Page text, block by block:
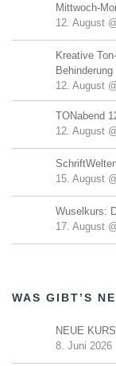
Mittwoch-
12. August
Kreative
Behinderung
12. August
TONabend
12. August
15. August
Wuselkurs:
17. August
WAS GIBT’S
NEUE
8. Juni 2026